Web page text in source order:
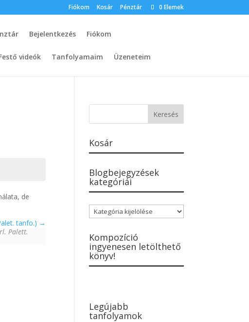
Fiókom Kosár Pénztár 0 Elemek
Bejelentkezés Fiókom
videók Tanfolyamaim Üzeneteim
de
tanfo.)
Palett.
Kosár
Blogbejegyzések
kategóriái
Blogbejegyzések
kategóriái
Kompozíció
ingyenesen letölthető
könyv!
Legújabb
tanfolyamok